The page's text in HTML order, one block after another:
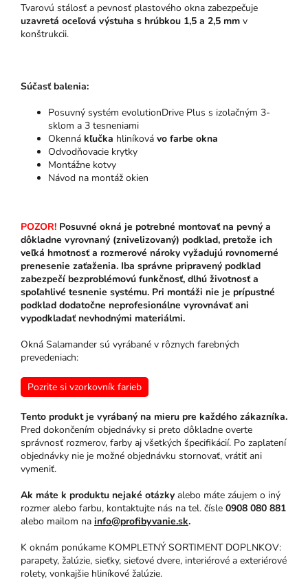
Tvarovú stálosť a pevnosť plastového okna zabezpečuje
uzavretá oceľová výstuha s hrúbkou 1,5 a 2,5 mm v
konštrukcii.
Súčasť balenia:
Posuvný systém evolutionDrive Plus s izolačným 3-
sklom a 3 tesneniami
Okenná kľučka hliníková vo farbe okna
Odvodňovacie krytky
Montážne kotvy
Návod na montáž okien
POZOR! Posuvné okná je potrebné montovať na pevný a
dôkladne vyrovnaný (znivelizovaný) podklad, pretože ich
veľká hmotnosť a rozmerové nároky vyžadujú rovnomerné
prenesenie zaťaženia. Iba správne pripravený podklad
zabezpečí bezproblémovú funkčnosť, dlhú životnosť a
spoľahlivé tesnenie systému. Pri montáži nie je prípustné
podklad dodatočne neprofesionálne vyrovnávať ani
vypodkladať nevhodnými materiálmi.
Okná Salamander sú vyrábané v rôznych farebných
prevedeniach:
Pozrite si vzorkovník farieb
Tento produkt je vyrábaný na mieru pre každého zákazníka.
Pred dokončením objednávky si preto dôkladne overte
správnosť rozmerov, farby aj všetkých špecifikácií. Po zaplatení
objednávky nie je možné objednávku stornovať, vrátiť ani
vymeniť.
Ak máte k produktu nejaké otázky alebo máte záujem o iný
rozmer alebo farbu, kontaktujte nás na tel. čísle 0908 080 881
alebo mailom na info@profibyvanie.sk.
K oknám ponúkame KOMPLETNÝ SORTIMENT DOPLNKOV:
parapety, žalúzie, sieťky, sieťové dvere, interiérové a exteriérové
rolety, vonkajšie hliníkové žalúzie.